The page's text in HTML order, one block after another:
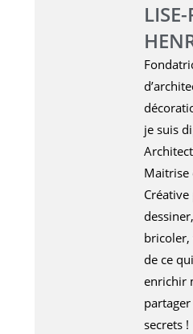
je suis
Maitrise
Créative
bricoler,
de ce
enrichir
secrets !